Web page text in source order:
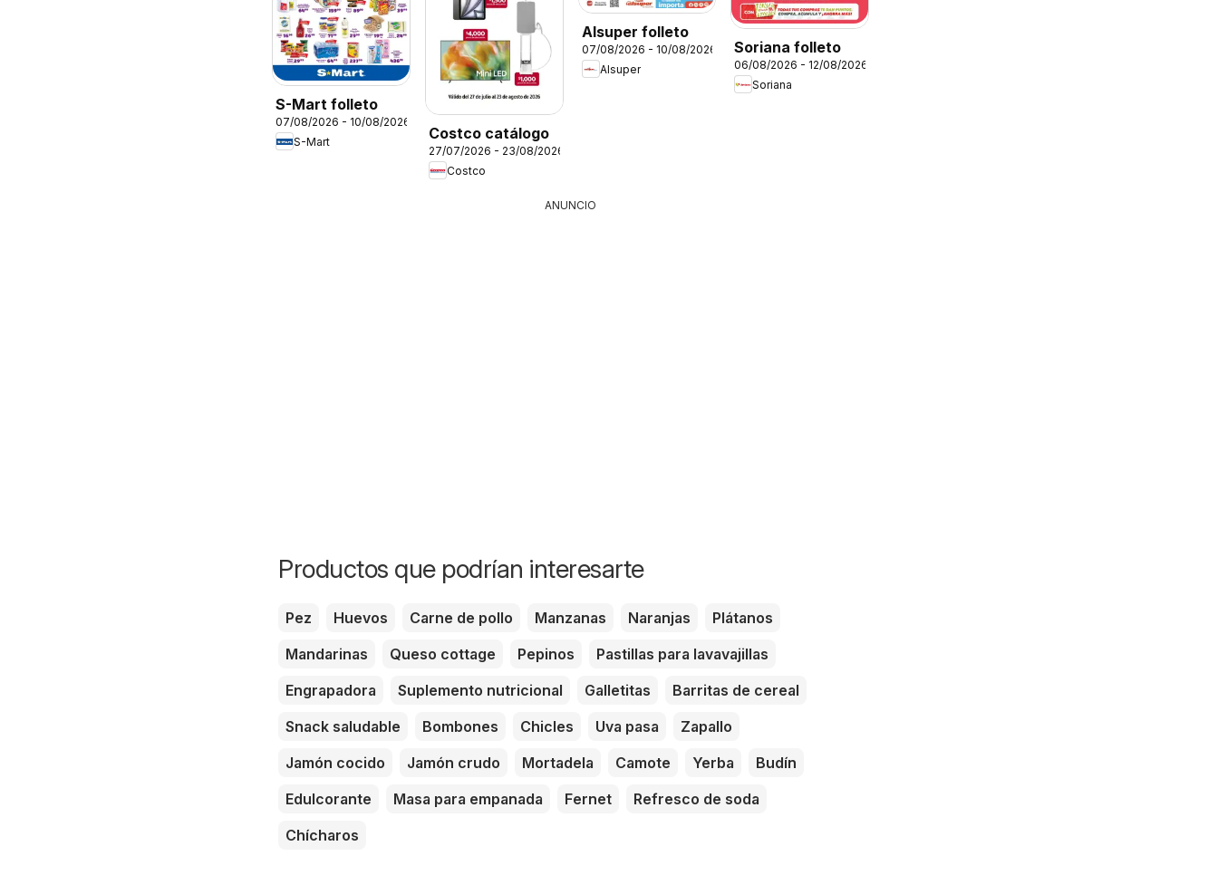
S-Mart folleto
07/08/2026 - 10/08/2026
S-Mart
Costco catálogo
27/07/2026 - 23/08/2026
Costco
Alsuper folleto
07/08/2026 - 10/08/2026
Alsuper
Soriana folleto
06/08/2026 - 12/08/2026
Soriana
ANUNCIO
Productos que podrían interesarte
Pez Huevos Carne de pollo Manzanas Naranjas
Plátanos
Mandarinas
Queso cottage Pepinos
Pastillas para lavavajillas
Engrapadora
Suplemento nutricional Galletitas
Barritas de cereal
Snack saludable
Bombones Chicles Uva pasa
Zapallo
Jamón cocido
Jamón crudo Mortadela Camote Yerba
Budín
Edulcorante
Masa para empanada Fernet
Refresco de soda
Chícharos